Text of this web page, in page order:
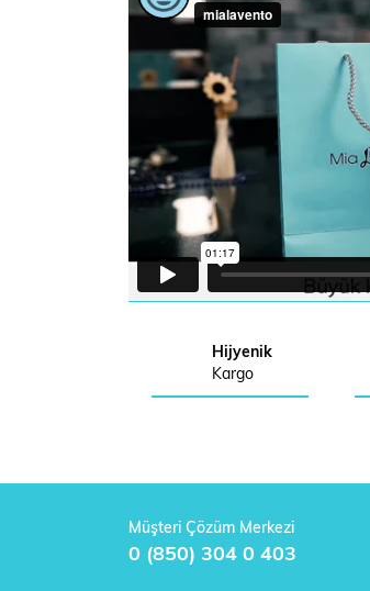
Hijyenik
Kargo
Müşteri Çözüm Merkezi
0 (850) 304 0 403